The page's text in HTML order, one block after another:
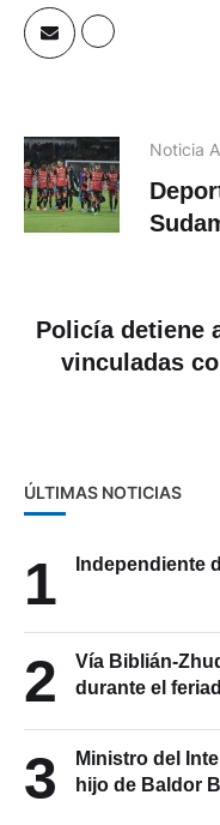
Noticia
Policía detiene
vinculadas
ÚLTIMAS NOTICIAS
1 Independiente
2
Vía Biblián-
durante el
3
Ministro del
hijo de Baldor